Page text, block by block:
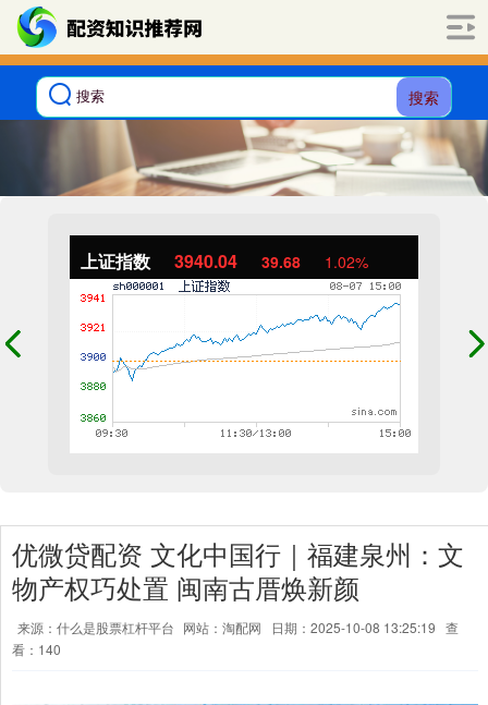
搜索
上证指数 3940.04 39.68 1.02%
优微贷配资 文化中国行｜福建泉州：文
物产权巧处置 闽南古厝焕新颜
来源：什么是股票杠杆平台 网站：淘配网 日期：2025-10-08 13:25:19 查
看：140